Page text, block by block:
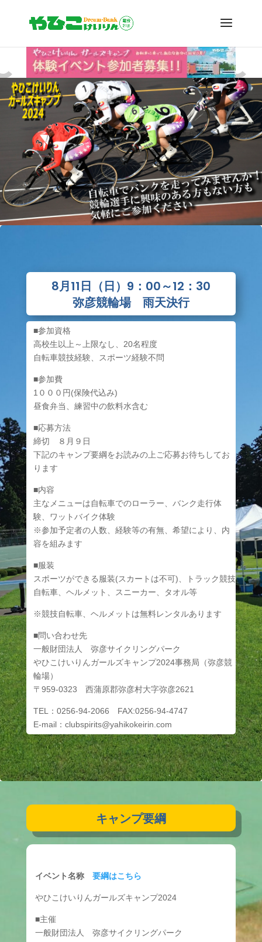
8月11日（日）9：00～12：30
弥彦競輪場 雨天決行
■参加資格
高校生以上～上限なし、20名程度
自転車競技経験、スポーツ経験不問
■参加費
1０００円(保険代込み)
昼食弁当、練習中の飲料水含む
■応募方法
締切 ８月９日
下記のキャンプ要綱をお読みの上ご応募お待ちしてお
ります
■内容
主なメニューは自転車でのローラー、バンク走行体
験、ワットバイク体験
※参加予定者の人数、経験等の有無、希望により、内
容を組みます
■服装
スポーツができる服装(スカートは不可)、トラック競技
自転車、ヘルメット、スニーカー、タオル等
※競技自転車、ヘルメットは無料レンタルあります
■問い合わせ先
一般財団法人 弥彦サイクリングパーク
やひこけいりんガールズキャンプ2024事務局（弥彦競
輪場）
〒959-0323 西蒲原郡弥彦村大字弥彦2621
TEL：0256-94-2066 FAX:0256-94-4747
E-mail：clubspirits@yahikokeirin.com
キャンプ要綱
イベント名称 要綱はこちら
やひこけいりんガールズキャンプ2024
■主催
一般財団法人 弥彦サイクリングパーク